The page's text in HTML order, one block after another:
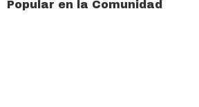
Popular en la Comunidad